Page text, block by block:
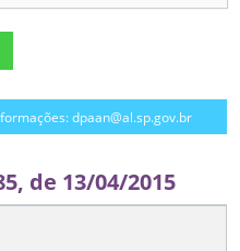
dpaan@al.sp.gov.br
de 13/04/2015